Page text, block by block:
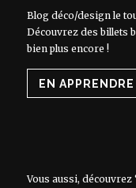
Blog déco/design le
Découvrez des billets
bien plus encore !
EN
Vous aussi, découvrez